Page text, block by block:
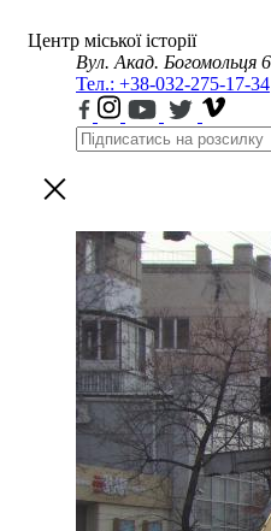
Центр міської історії
Вул. Акад. Богомольця 6
Тел.: +38-032-275-17-34